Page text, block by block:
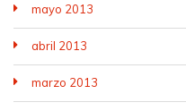
mayo 2013
abril 2013
marzo 2013